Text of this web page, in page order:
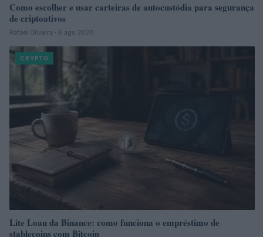
Como escolher e usar carteiras de autocustódia para segurança
de criptoativos
Rafael Oliveira · 6 ago 2026
CRYPTO
Lite Loan da Binance: como funciona o empréstimo de
stablecoins com Bitcoin